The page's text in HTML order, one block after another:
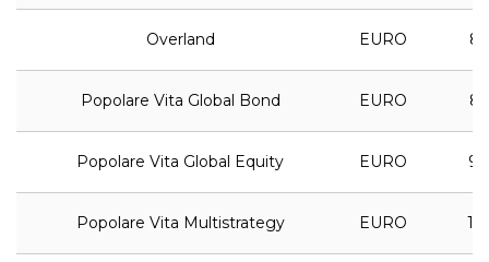
Overland EURO
Popolare Vita Global Bond EURO
Popolare Vita Global Equity EURO
Popolare Vita Multistrategy EURO